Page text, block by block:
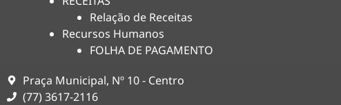
Relação de Receitas
Recursos Humanos
FOLHA DE PAGAMENTO
Praça Municipal, Nº 10 - Centro
(77) 3617-2116